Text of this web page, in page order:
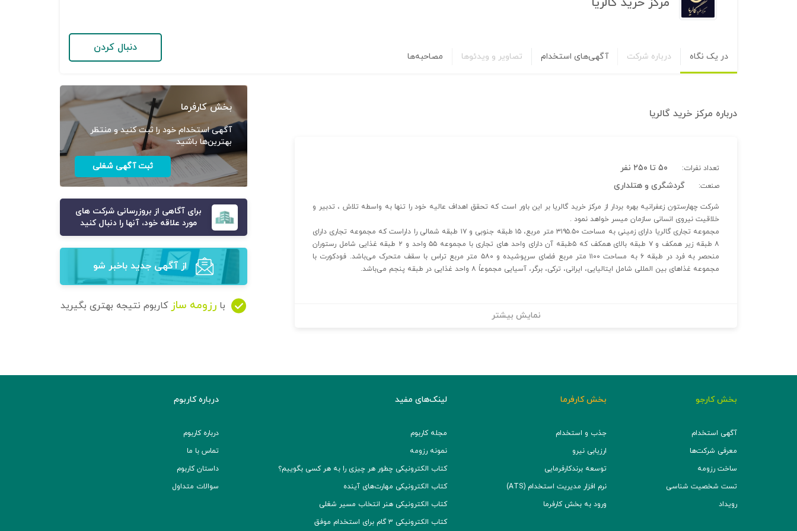
در یک نگاه درباره شرکت آگهی‌های استخدام تصاویر و ویدئوها مصاحبه‌ها
دنبال کردن
درباره مرکز خرید گالریا
تعداد نفرات: ۵۰ تا ۲۵۰ نفر
صنعت: گردشگری و هتلداری
شرکت چهارستون زعفرانیه بهره بردار از مرکز خرید گالریا بر این باور است که تحقق اهداف عالیه خود را تنها به واسطه تلاش ، تدبیر و
خلاقیت نیروی انسانی سازمان میسر خواهد نمود .
مجموعه تجاری گالریا دارای زمینی به مساحت ۳۱۹۵.۵۰ متر مربع، ۱۵ طبقه جنوبی و ۱۷ طبقه شمالی را داراست که مجموعه تجاری دارای
۸ طبقه زیر همکف و ۷ طبقه بالای همکف که ۵طبقه آن دارای واحد های تجاری با مجموعه ۵۵ واحد و ۲ طبقه غذایی شامل رستوران
منحصر به فرد در طبقه ۶ به مساحت ۱۱۰۰ متر مربع فضای سرپوشیده و ۵۸۰ متر مربع تراس با سقف متحرک می‌باشد. فودکورت با
مجموعه غذاهای بین المللی شامل ایتالیایی، ایرانی، ترکی، برگر، آسیایی مجموعاً ۸ واحد غذایی در طبقه پنجم می‌باشد.
نمایش بیشتر
بخش کارفرما
آگهی استخدام خود را ثبت کنید و منتظر
بهترین‌ها باشید
ثبت آگهی شغلی
برای آگاهی از بروزرسانی شرکت های
مورد علاقه خود، آنها را دنبال کنید
از آگهی‌ جدید باخبر شو
با رزومه ساز کاربوم نتیجه بهتری بگیرید
بخش کارجو
آگهی استخدام
معرفی شرکت‌ها
ساخت رزومه
تست شخصیت شناسی
رویداد
بخش کارفرما
جذب و استخدام
ارزیابی نیرو
توسعه برند‌کارفرمایی
نرم افزار مدیریت استخدام (ATS)
ورود به بخش کارفرما
لینک‌های مفید
مجله کاربوم
نمونه رزومه
کتاب الکترونیکی چطور هر چیزی را به هر کسی بگوییم؟
کتاب الکترونیکی مهارت‌های آینده
کتاب الکترونیکی هنر انتخاب مسیر شغلی
کتاب الکترونیکی ۳ گام برای استخدام موفق
درباره کاربوم
درباره کاربوم
تماس با ما
داستان کاربوم
سوالات متداول